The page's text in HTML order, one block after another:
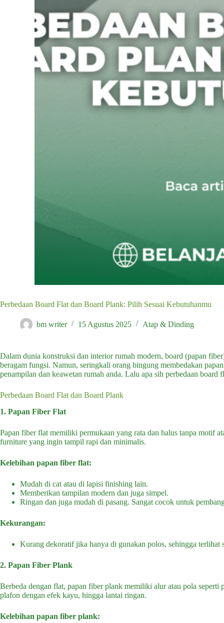
Perbedaan Board Flat dan Board Plank: Pilih Sesuai Kebutuhanmu
bm writer 15 Agustus 2025 Atap & Dinding
Dalam dunia konstruksi dan interior rumah modern, board (papan
beragam fungsi. Namun, seringkali orang bingung membedakan
penampilan dan keawetan rumah anda. Lalu apa sih perbedaan
Perbedaan Board Flat dan Board Plank
1. Papan Fiber Flat
Papan fiber flat memiliki permukaan yang rata dan halus tanpa motif
furniture yang ingin tampil rapi dan minimalis.
Kelebihan papan fiber flat:
Mudah di cat atau di lapisi finishing lain.
Memberikan tampilan modern dan juga simpel.
Ringan dan juga mudah di pasang. Sangat cocok untuk
Kekurangan:
Kurang dekoratif jika hanya di gunakan polos, sehingga terlihat
2. Papan Fiber Plank
Berbeda dengan flat, papan fiber plank memiliki alur atau pola
plafon dengan efek kayu, hingga lantai ringan.
Kelebihan papan fiber plank: